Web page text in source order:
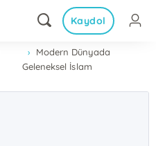
Kaydol
Modern Dünyada
Geleneksel İslam